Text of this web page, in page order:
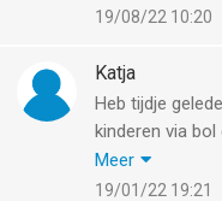
Ik heb het als
2. De “Kobo
3. Inloggen met
Daarna werkt
Hierna moet je
maar dat is zo
19/08/22 10:20
Katja
Heb tijdje
kinderen via
0,01€). Maar
afspelen in
Meer
19/01/22 19:21